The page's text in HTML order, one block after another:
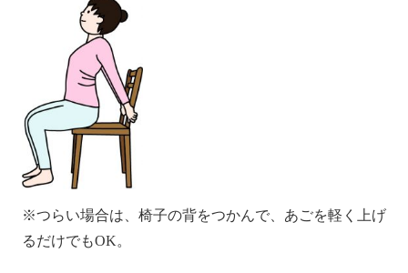
※つらい場合は、椅子の背をつかんで、あごを軽く上げ
るだけでもOK。